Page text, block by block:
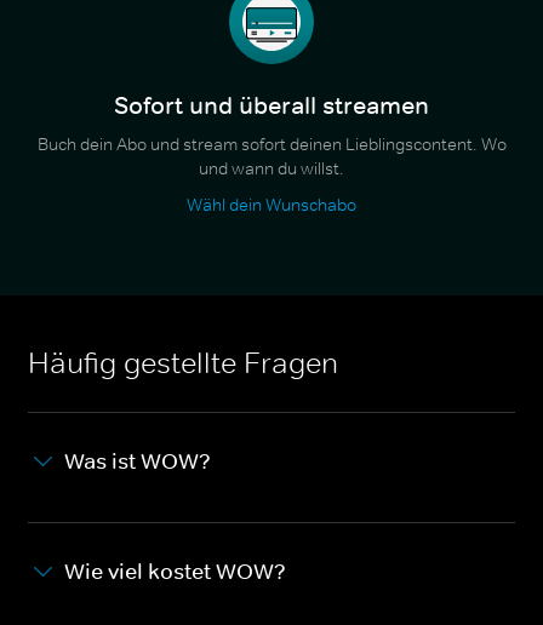
Sofort und überall streamen
Buch dein Abo und stream sofort deinen Lieblingscontent. Wo
und wann du willst.
Wähl dein Wunschabo
Häufig gestellte Fragen
Was ist WOW?
Wie viel kostet WOW?